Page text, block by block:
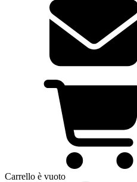
Carrello è vuoto